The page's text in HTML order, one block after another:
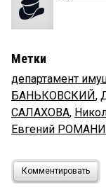
Метки
департамент
БАНЬКОВСКИЙ,
САЛАХОВА,
Евгений
Комментировать